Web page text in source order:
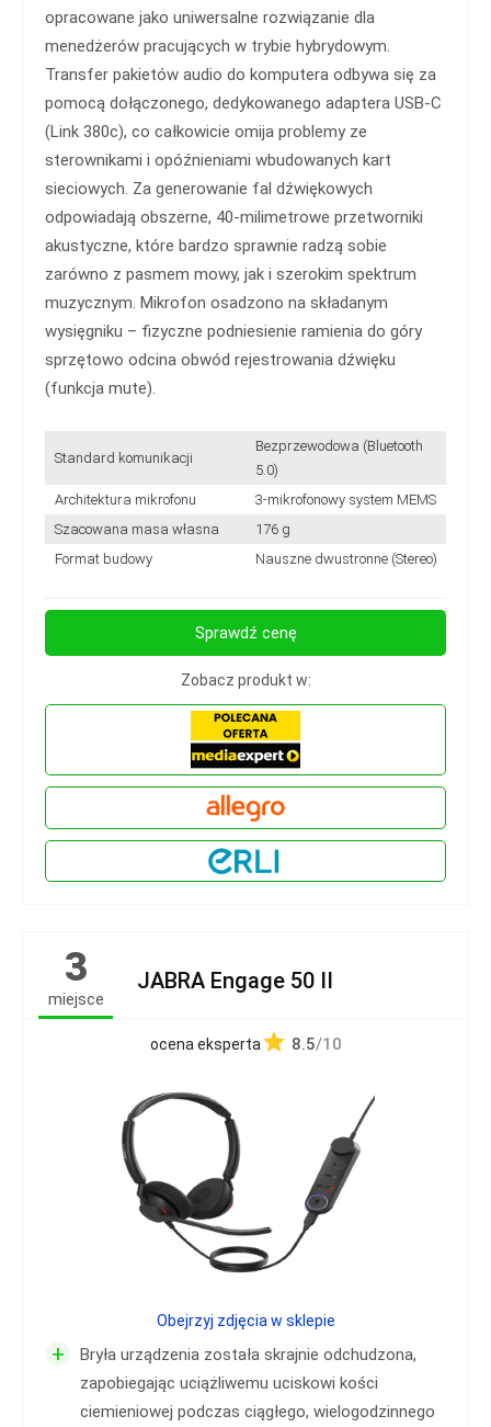
opracowane jako uniwersalne rozwiązanie dla
menedżerów pracujących w trybie hybrydowym.
Transfer pakietów audio do komputera odbywa się za
pomocą dołączonego, dedykowanego adaptera USB-C
(Link 380c), co całkowicie omija problemy ze
sterownikami i opóźnieniami wbudowanych kart
sieciowych. Za generowanie fal dźwiękowych
odpowiadają obszerne, 40-milimetrowe przetworniki
akustyczne, które bardzo sprawnie radzą sobie
zarówno z pasmem mowy, jak i szerokim spektrum
muzycznym. Mikrofon osadzono na składanym
wysięgniku – fizyczne podniesienie ramienia do góry
sprzętowo odcina obwód rejestrowania dźwięku
(funkcja mute).
Standard komunikacji
Bezprzewodowa (Bluetooth
5.0)
Architektura mikrofonu
3-mikrofonowy system MEMS
Szacowana masa własna
176 g
Format budowy
Nauszne dwustronne (Stereo)
Sprawdź cenę
Zobacz produkt w:
3
miejsce
JABRA Engage 50 II
ocena eksperta 8.5/10
+
Bryła urządzenia została skrajnie odchudzona,
zapobiegając uciążliwemu uciskowi kości
ciemieniowej podczas ciągłego, wielogodzinnego
Obejrzyj zdjęcia w sklepie